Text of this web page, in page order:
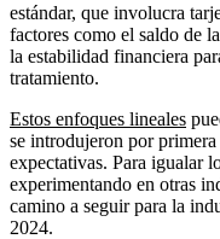
estándar, que involucra
factores como el saldo de
la estabilidad financiera
tratamiento.
Estos enfoques lineales
se introdujeron por
expectativas. Para igualar
experimentando en otras
camino a seguir para la
2024.